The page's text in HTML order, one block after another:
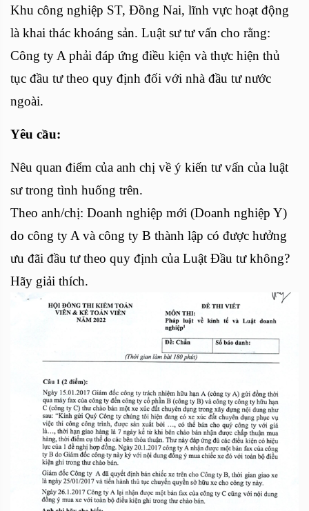
Khu công nghiệp ST, Đồng Nai, lĩnh vực hoạt động
là khai thác khoáng sản. Luật sư tư vấn cho rằng:
Công ty A phải đáp ứng điều kiện và thực hiện thủ
tục đầu tư theo quy định đối với nhà đầu tư nước
ngoài.
Yêu cầu:
Nêu quan điểm của anh chị về ý kiến tư vấn của luật
sư trong tình huống trên.
Theo anh/chị: Doanh nghiệp mới (Doanh nghiệp Y)
do công ty A và công ty B thành lập có được hưởng
ưu đãi đầu tư theo quy định của Luật Đầu tư không?
Hãy giải thích.